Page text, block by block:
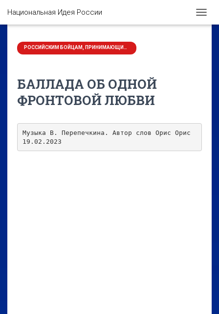
Национальная Идея России
Н
И
БАЛЛАДА ОБ ОДНОЙ
ФРОНТОВОЙ ЛЮБВИ
Музыка В. Перепечкина. Автор слов Орис Орис
19.02.2023
РОССИЙСКИМ БОЙЦАМ, ПРИНИМАЮЩИМ УЧАСТИЕ В СВО НА УКРАИНЕ ПОСВЯЩАЕТСЯ